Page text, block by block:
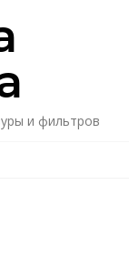
и фильтров